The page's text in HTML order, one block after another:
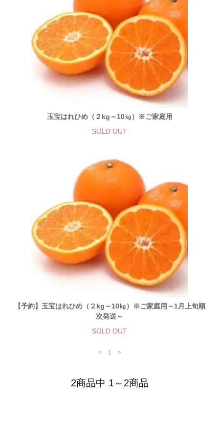
玉宝はれひめ（２kg～10㎏）※ご家庭用
SOLD OUT
【予約】玉宝はれひめ（２kg～10㎏）※ご家庭用～1月上旬順
次発送～
SOLD OUT
< 1 >
2商品中 1～2商品